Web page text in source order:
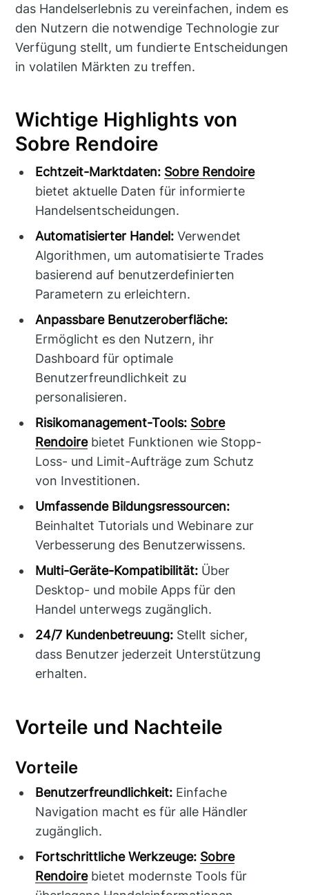
das Handelserlebnis zu vereinfachen, indem es
den Nutzern die notwendige Technologie zur
Verfügung stellt, um fundierte Entscheidungen
in volatilen Märkten zu treffen.
Wichtige Highlights von
Sobre Rendoire
Echtzeit-Marktdaten: Sobre Rendoire
bietet aktuelle Daten für informierte
Handelsentscheidungen.
Automatisierter Handel: Verwendet
Algorithmen, um automatisierte Trades
basierend auf benutzerdefinierten
Parametern zu erleichtern.
Anpassbare Benutzeroberfläche:
Ermöglicht es den Nutzern, ihr
Dashboard für optimale
Benutzerfreundlichkeit zu
personalisieren.
Risikomanagement-Tools: Sobre
Rendoirebietet Funktionen wie Stopp-
Loss- und Limit-Aufträge zum Schutz
von Investitionen.
Umfassende Bildungsressourcen:
Beinhaltet Tutorials und Webinare zur
Verbesserung des Benutzerwissens.
Multi-Geräte-Kompatibilität: Über
Desktop- und mobile Apps für den
Handel unterwegs zugänglich.
24/7 Kundenbetreuung: Stellt sicher,
dass Benutzer jederzeit Unterstützung
erhalten.
Vorteile und Nachteile
Vorteile
Benutzerfreundlichkeit: Einfache
Navigation macht es für alle Händler
zugänglich.
Fortschrittliche Werkzeuge: Sobre
Rendoirebietet modernste Tools für